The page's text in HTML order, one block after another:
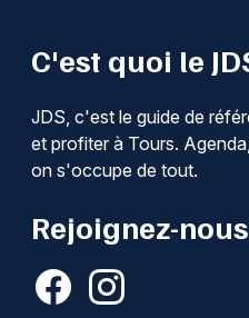
C'est quoi le
JDS, c'est le guide de
et profiter à Tours.
on s'occupe de tout.
Rejoignez-